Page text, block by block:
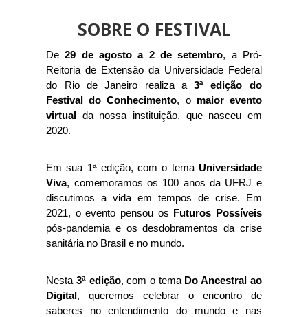
SOBRE O FESTIVAL
De 29 de agosto a 2 de setembro, a Pró-
Reitoria de Extensão da Universidade Federal
do Rio de Janeiro realiza a 3ª edição do
Festival do Conhecimento, o maior evento
virtual
da nossa instituição, que nasceu em
2020.
Em sua 1ª edição, com o tema Universidade
Viva, comemoramos os 100 anos da UFRJ e
discutimos a vida em tempos de crise. Em
2021, o evento pensou os
Futuros Possíveis
pós-pandemia e os desdobramentos da crise
sanitária no Brasil e no mundo.
Nesta 3ª edição, com o tema Do Ancestral ao
Digital , queremos celebrar o encontro de
saberes no entendimento do mundo e nas